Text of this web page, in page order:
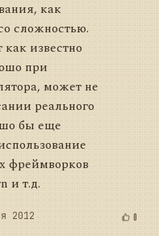
как
сложностью.
известно
при
может не
реального
бы еще
фреймворков
и т.д.
2012 0